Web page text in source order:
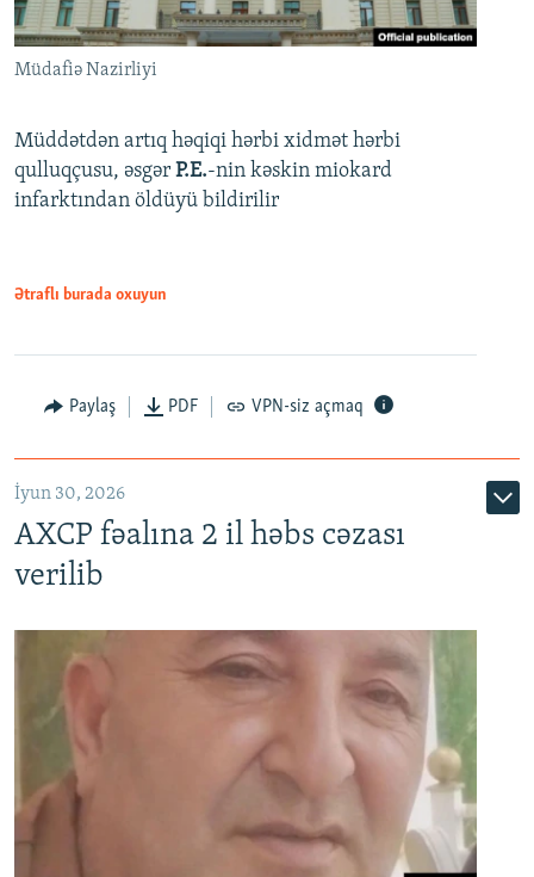
Müdafiə Nazirliyi
Müddətdən artıq həqiqi hərbi xidmət hərbi
qulluqçusu, əsgər P.E.-nin kəskin miokard
infarktından öldüyü bildirilir
Ətraflı burada oxuyun
Paylaş PDF VPN-siz açmaq
İyun 30, 2026
AXCP fəalına 2 il həbs cəzası
verilib